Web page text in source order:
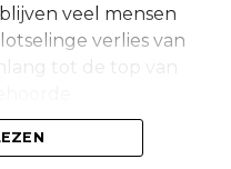
veel mensen
verlies van
tot de top van
in woning